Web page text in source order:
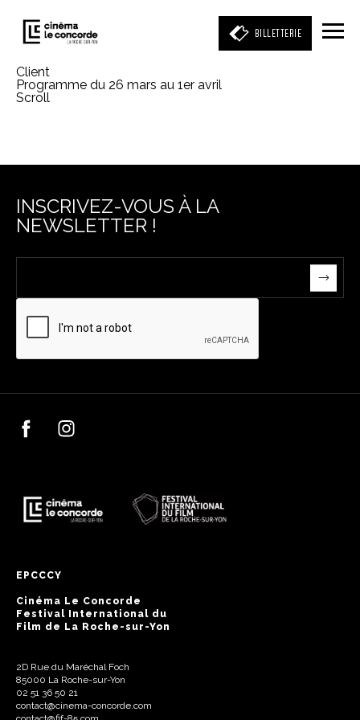
BILLETTERIE
Client
Programme du 26 mars au 1er avril
Scroll
INSCRIVEZ-VOUS À LA
NEWSLETTER !
EPCCCY
Cinéma Le Concorde
Festival International du
Film de La Roche-sur-Yon
2D Rue du Maréchal Foch
85000 La Roche-sur-Yon
02 51 36 50 21
contact@cinema-concorde.com